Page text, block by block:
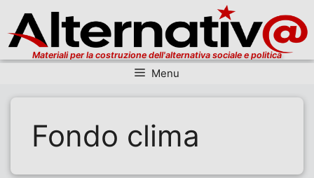
Materiali per la costruzione dell'alternativa sociale e politica
Menu
Fondo clima